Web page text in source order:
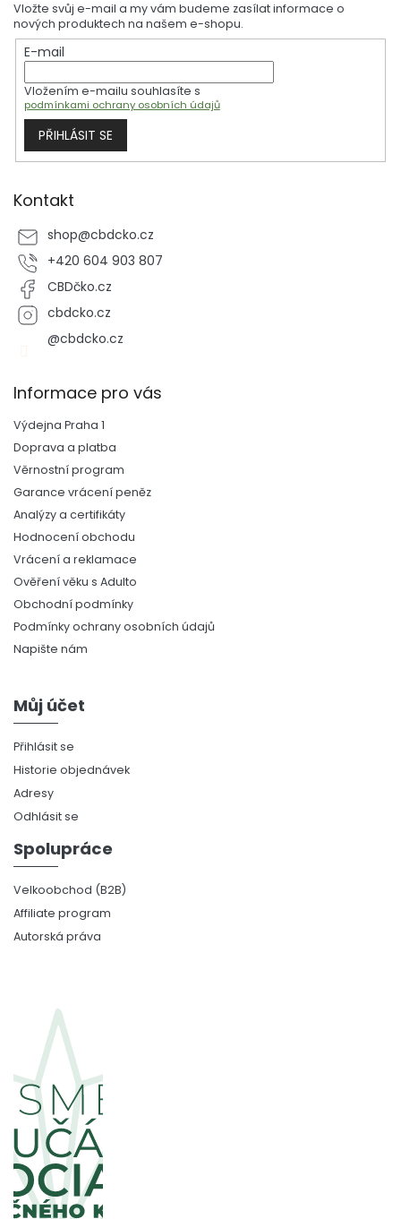
Vložte svůj e-mail a my vám budeme zasílat informace o
nových produktech na našem e-shopu.
E-mail
Vložením e-mailu souhlasíte s
podmínkami ochrany osobních údajů
PŘIHLÁSIT SE
Kontakt
shop@cbdcko.cz
+420 604 903 807
CBDčko.cz
cbdcko.cz
@cbdcko.cz
Informace pro vás
Výdejna Praha 1
Doprava a platba
Věrnostní program
Garance vrácení peněz
Analýzy a certifikáty
Hodnocení obchodu
Vrácení a reklamace
Ověření věku s Adulto
Obchodní podmínky
Podmínky ochrany osobních údajů
Napište nám
Můj účet
Přihlásit se
Historie objednávek
Adresy
Odhlásit se
Spolupráce
Velkoobchod (B2B)
Affiliate program
Autorská práva